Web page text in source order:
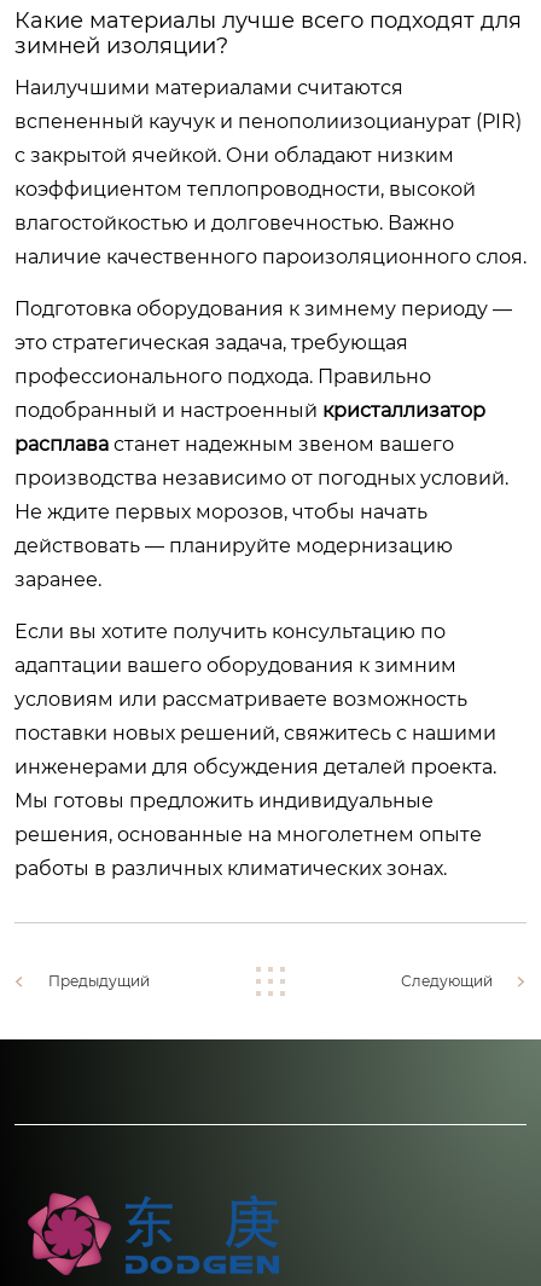
Какие материалы лучше всего подходят для
зимней изоляции?
Наилучшими материалами считаются
вспененный каучук и пенополиизоцианурат (PIR)
с закрытой ячейкой. Они обладают низким
коэффициентом теплопроводности, высокой
влагостойкостью и долговечностью. Важно
наличие качественного пароизоляционного слоя.
Подготовка оборудования к зимнему периоду —
это стратегическая задача, требующая
профессионального подхода. Правильно
подобранный и настроенный кристаллизатор
расплава станет надежным звеном вашего
производства независимо от погодных условий.
Не ждите первых морозов, чтобы начать
действовать — планируйте модернизацию
заранее.
Если вы хотите получить консультацию по
адаптации вашего оборудования к зимним
условиям или рассматриваете возможность
поставки новых решений, свяжитесь с нашими
инженерами для обсуждения деталей проекта.
Мы готовы предложить индивидуальные
решения, основанные на многолетнем опыте
работы в различных климатических зонах.
Предыдущий Следующий